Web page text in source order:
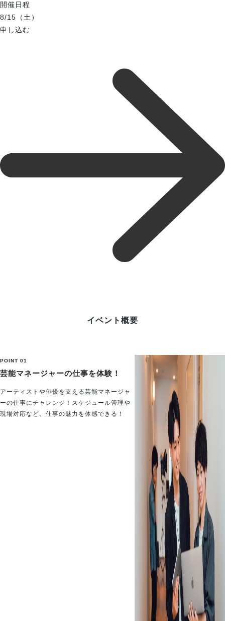
開催日程
8/15（土）
申し込む
イベント概要
POINT 01
芸能マネージャーの仕事を体験！
アーティストや俳優を支える芸能マネージャ
ーの仕事にチャレンジ！スケジュール管理や
現場対応など、仕事の魅力を体感できる！